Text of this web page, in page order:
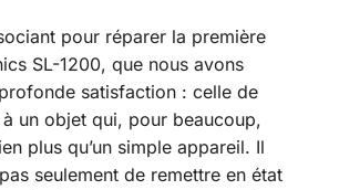
pour réparer la première
SL-1200, que nous avons
satisfaction : celle de
un objet qui, pour beaucoup,
plus qu’un simple appareil. Il
seulement de remettre en état